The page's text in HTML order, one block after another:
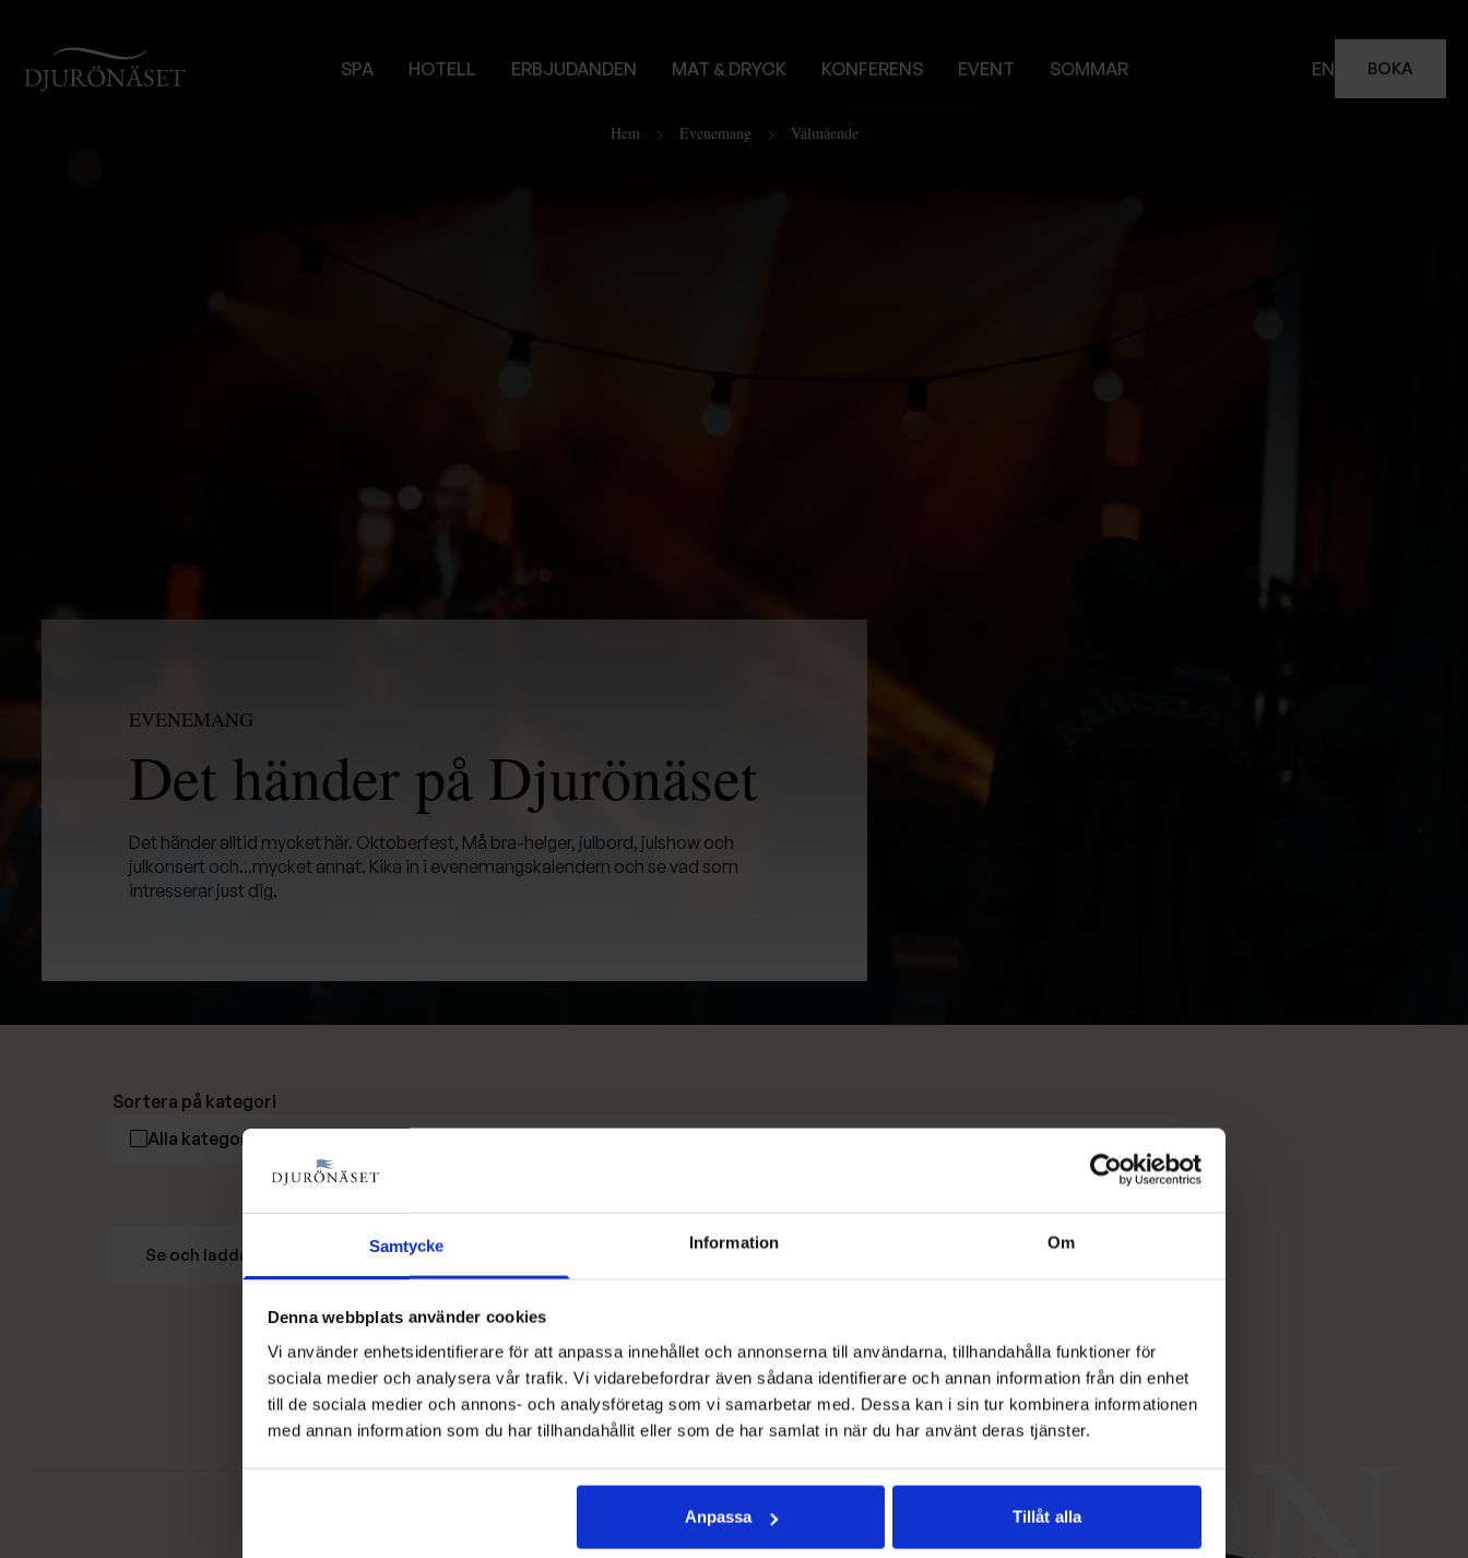
Samtycke Information Om
Denna webbplats använder cookies
Vi använder enhetsidentifierare för att anpassa innehållet och annonserna till användarna, tillhandahålla funktioner för
sociala medier och analysera vår trafik. Vi vidarebefordrar även sådana identifierare och annan information från din enhet
till de sociala medier och annons- och analysföretag som vi samarbetar med. Dessa kan i sin tur kombinera informationen
med annan information som du har tillhandahållit eller som de har samlat in när du har använt deras tjänster.
Anpassa Tillåt alla
Djurönäset SPA HOTELL ERBJUDANDEN MAT & DRYCK KONFERENS EVENT SOMMAR EN BOKA
Hem Evenemang Välmående
EVENEMANG
Det händer på Djurönäset
Det händer alltid mycket här. Oktoberfest, Må bra-helger, julbord, julshow och
julkonsert och...mycket annat. Kika in i evenemangskalendern och se vad som
intresserar just dig.
Sortera på kategori
Alla kategorier
Se och ladda ner hela sommarprogrammet